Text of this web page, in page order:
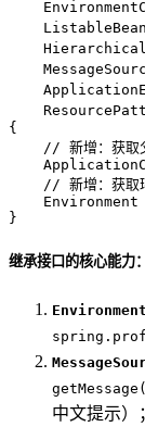
{
// 新增：获取
// 新增：获
    Environment
}
继承接口的核心能力：
中文提示）